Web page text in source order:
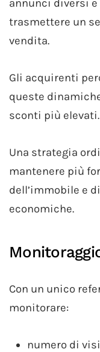
annunci diversi
trasmettere un
vendita.
Gli acquirenti
queste
sconti più elevati.
Una strategia
mantenere più
dell’immobile e
economiche.
Con un unico
monitorare:
numero di